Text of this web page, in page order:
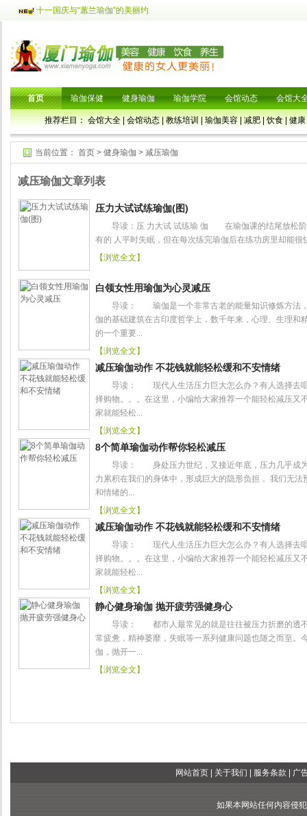
十一国庆与“蕙兰瑜伽”的美丽约
首页
推荐栏目：会馆大全|会馆动态|教练培训|瑜伽美容|减肥|饮食|健康
瑜伽保健 健身瑜伽 瑜伽学院 会馆动态 会馆大
当前位置： 首页 > 健身瑜伽 > 减压瑜伽
减压瑜伽文章列表
压力大试试练瑜伽(图)
导读：压 力大试 试练瑜 伽 在瑜伽课的结尾放松阶
有的 人平时失眠，但在每次练完瑜伽后在练功房里却能很
【浏览全文】
白领女性用瑜伽为心灵减压
导读： 瑜伽是一个非常古老的能量知识修炼方法，
伽的基础建筑在古印度哲学上，数千年来，心理、生理和
的一个重要...
【浏览全文】
减压瑜伽动作 不花钱就能轻松缓和不安情绪
导读： 现代人生活压力巨大怎么办？有人选择去唱
择购物。。。在这里，小编给大家推荐一个能轻松减压又
家就能轻松...
【浏览全文】
8个简单瑜伽动作帮你轻松减压
导读： 身处压力世纪，又接近年底，压力几乎成为
力累积在我们的身体中，形成巨大的隐形负担， 我们无
和情绪的...
【浏览全文】
减压瑜伽动作 不花钱就能轻松缓和不安情绪
导读： 现代人生活压力巨大怎么办？有人选择去唱
择购物。。。在这里，小编给大家推荐一个能轻松减压又
家就能轻松...
【浏览全文】
静心健身瑜伽 抛开疲劳强健身心
导读： 都市人最常见的就是往往被压力折磨的透不
常疲惫，精神萎靡，失眠等一系列健康问题也随之而至。
伽，抛开一...
【浏览全文】
网站首页| 关于我们 服务条款 广
如果本网站任何内容侵